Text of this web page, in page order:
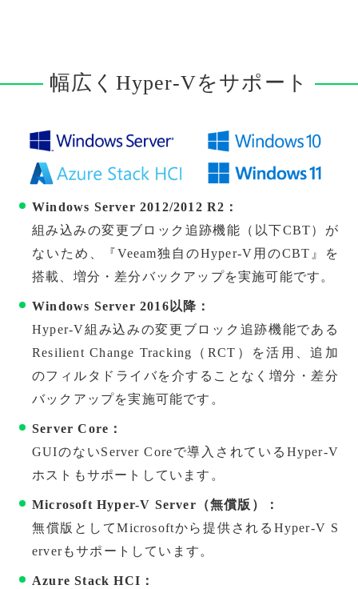
幅広くHyper-Vをサポート
Windows Server 2012/2012 R2：
組み込みの変更ブロック追跡機能（以下CBT）が
ないため、『Veeam独自のHyper-V用のCBT』を
搭載、増分・差分バックアップを実施可能です。
Windows Server 2016以降：
Hyper-V組み込みの変更ブロック追跡機能である
Resilient Change Tracking（RCT）を活用、追加
のフィルタドライバを介することなく増分・差分
バックアップを実施可能です。
Server Core：
GUIのないServer Coreで導入されているHyper-V
ホストもサポートしています。
Microsoft Hyper-V Server（無償版）：
無償版としてMicrosoftから提供されるHyper-V S
erverもサポートしています。
Azure Stack HCI：